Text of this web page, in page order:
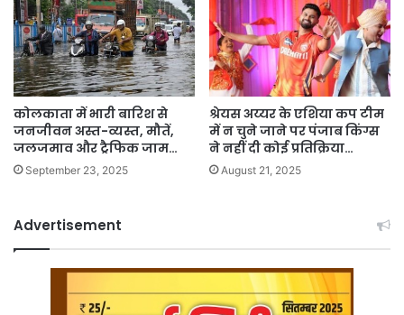
कोलकाता में भारी बारिश से
जनजीवन अस्त-व्यस्त, मौतें,
जलजमाव और ट्रैफिक जाम…
September 23, 2025
श्रेयस अय्यर के एशिया कप टीम
में न चुने जाने पर पंजाब किंग्स
ने नहीं दी कोई प्रतिक्रिया…
August 21, 2025
Advertisement